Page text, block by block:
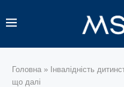
Головна » Інвалідність
що далі